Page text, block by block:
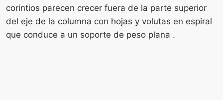
corintios parecen crecer fuera de la parte superior
del eje de la columna con hojas y volutas en espiral
que conduce a un soporte de peso plana .